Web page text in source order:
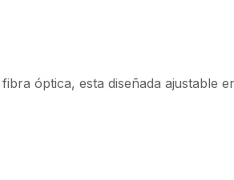
óptica, esta diseñada ajustable